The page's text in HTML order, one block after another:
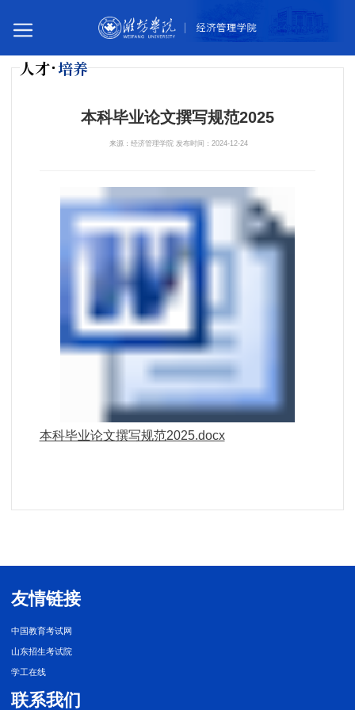
人才 培养
本科毕业论文撰写规范2025
来源：经济管理学院 发布时间：2024-12-24
本科毕业论文撰写规范2025.docx
友情链接
中国教育考试网
山东招生考试院
学工在线
联系我们